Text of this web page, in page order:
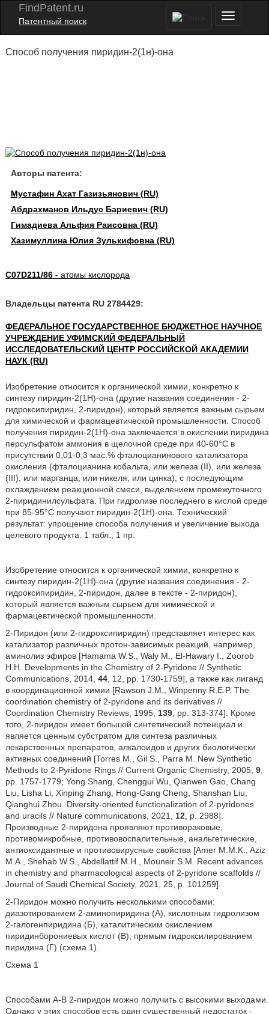
FindPatent.ru
Патентный поиск
Способ получения пиридин-2(1н)-она
Авторы патента:
Мустафин Ахат Газизьянович (RU)
Абдрахманов Ильдус Бариевич (RU)
Гимадиева Альфия Раисовна (RU)
Хазимуллина Юлия Зулькифовна (RU)
C07D211/86- атомы кислорода
Владельцы патента RU 2784429:
ФЕДЕРАЛЬНОЕ ГОСУДАРСТВЕННОЕ БЮДЖЕТНОЕ НАУЧНОЕ
УЧРЕЖДЕНИЕ УФИМСКИЙ ФЕДЕРАЛЬНЫЙ
ИССЛЕДОВАТЕЛЬСКИЙ ЦЕНТР РОССИЙСКОЙ АКАДЕМИИ
НАУК (RU)
Изобретение относится к органической химии, конкретно к
синтезу пиридин-2(1Н)-она (другие названия соединения - 2-
гидроксипиридин, 2-пиридон), который является важным сырьем
для химической и фармацевтической промышленности. Способ
получения пиридин-2(1Н)-она заключается в окислении пиридина
персульфатом аммония в щелочной среде при 40-60°С в
присутствии 0,01-0,3 мас.% фталоцианинового катализатора
окисления (фталоцианина кобальта, или железа (II), или железа
(III), или марганца, или никеля, или цинка), с последующим
охлаждением реакционной смеси, выделением промежуточного
2-пиридинилсульфата. При гидролизе последнего в кислой среде
при 85-95°С получают пиридин-2(1Н)-она. Технический
результат: упрощение способа получения и увеличение выхода
целевого продукта. 1 табл., 1 пр.
Изобретение относится к органической химии, конкретно к
синтезу пиридин-2(1Н)-она (другие названия соединения - 2-
гидроксипиридин, 2-пиридон, далее в тексте - 2-пиридон),
который является важным сырьем для химической и
фармацевтической промышленности.
2-Пиридон (или 2-гидроксипиридин) представляет интерес как
катализатор различных протон-зависимых реакций, например,
аминолиз эфиров [Hamama W.S., Waly M., El-Hawary I., Zoorob
H.H. Developments in the Chemistry of 2-Pyridone // Synthetic
Communications, 2014, 44, 12, pp. 1730-1759], а также как лиганд
в координационной химии [Rawson J.M., Winpenny R.E.P. The
coordination chemistry of 2-pyridone and its derivatives //
Coordination Chemistry Reviews, 1995, 139, pp. 313-374]. Кроме
того, 2-пиридон имеет большой синтетический потенциал и
является ценным субстратом для синтеза различных
лекарственных препаратов, алкалоидов и других биологически
активных соединений [Torres M., Gil S., Parra M. New Synthetic
Methods to 2-Pyridone Rings // Current Organic Chemistry, 2005, 9,
pp. 1757-1779; Yong Shang, Chenggui Wu, Qianwen Gao, Chang
Liu, Lisha Li, Xinping Zhang, Hong-Gang Cheng, Shanshan Liu,
Qianghui Zhou. Diversity-oriented functionalization of 2-pyridones
and uracils // Nature communications, 2021, 12, p. 2988].
Производные 2-пиридона проявляют противораковые,
противомикробные, противовоспалительные, анальгетические,
антиоксидантные и противовирусные свойства [Amer M.M.K., Aziz
M.A., Shehab W.S., Abdellattif M.H., Mouneir S.M. Recent advances
in chemistry and pharmacological aspects of 2-pyridone scaffolds //
Journal of Saudi Chemical Society, 2021, 25, p. 101259].
2-Пиридон можно получить несколькими способами:
диазотированием 2-аминопиридина (А), кислотным гидролизом
2-галогенпиридина (Б), каталитическим окислением
пиридинборониевых кислот (В), прямым гидроксилированием
пиридина (Г) (схема 1).
Схема 1
Способами А-В 2-пиридон можно получить с высокими выходами.
Однако у этих способов есть один существенный недостаток -